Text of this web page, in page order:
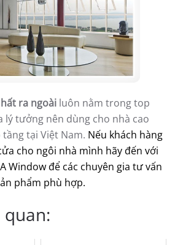
ra ngoài luôn nằm trong top
lý tưởng nên dùng cho nhà cao
tại Việt Nam. Nếu khách hàng
cho ngôi nhà mình hãy đến với
Window để các chuyên gia tư vấn
phẩm phù hợp.
quan: